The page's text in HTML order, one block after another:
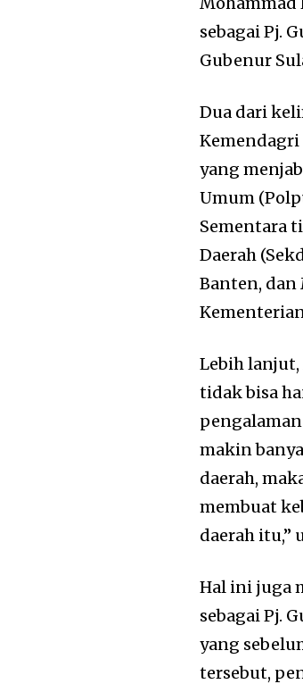
sebagai Pj.
Gubenur
Dua dari
Kemendagri
yang
Umum
Sementara
Daerah
Banten,
Lebih
tidak bisa
makin
daerah,
membuat
daerah itu,”
Hal ini juga
sebagai Pj.
yang
tersebut,